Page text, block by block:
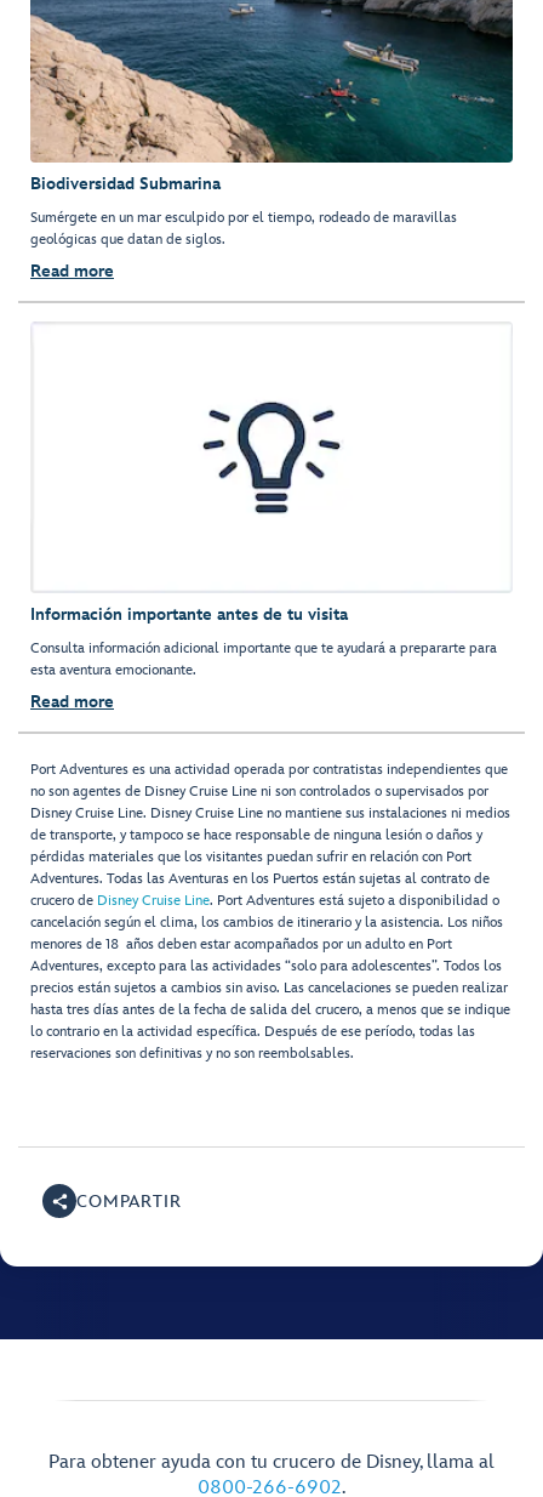
Biodiversidad Submarina
Sumérgete en un mar esculpido por el tiempo, rodeado de maravillas
geológicas que datan de siglos.
Read more
Información importante antes de tu visita
Consulta información adicional importante que te ayudará a prepararte para
esta aventura emocionante.
Read more
Port Adventures es una actividad operada por contratistas independientes que
no son agentes de Disney Cruise Line ni son controlados o supervisados por
Disney Cruise Line. Disney Cruise Line no mantiene sus instalaciones ni medios
de transporte, y tampoco se hace responsable de ninguna lesión o daños y
pérdidas materiales que los visitantes puedan sufrir en relación con Port
Adventures. Todas las Aventuras en los Puertos están sujetas al contrato de
crucero de Disney Cruise Line. Port Adventures está sujeto a disponibilidad o
cancelación según el clima, los cambios de itinerario y la asistencia. Los niños
menores de 18 años deben estar acompañados por un adulto en Port
Adventures, excepto para las actividades “solo para adolescentes”. Todos los
precios están sujetos a cambios sin aviso. Las cancelaciones se pueden realizar
hasta tres días antes de la fecha de salida del crucero, a menos que se indique
lo contrario en la actividad específica. Después de ese período, todas las
reservaciones son definitivas y no son reembolsables.
COMPARTIR
Para obtener ayuda con tu crucero de Disney, llama al
0800-266-6902.